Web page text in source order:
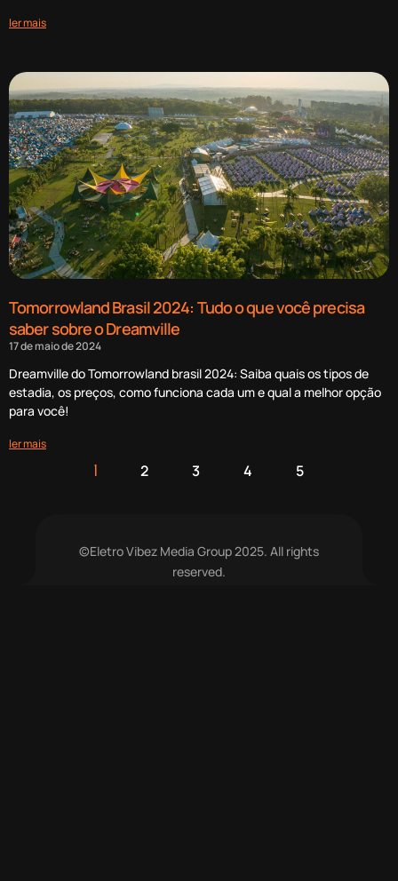
ler mais
Tomorrowland Brasil 2024: Tudo o que você precisa
saber sobre o Dreamville
17 de maio de 2024
Dreamville do Tomorrowland brasil 2024: Saiba quais os tipos de
estadia, os preços, como funciona cada um e qual a melhor opção
para você!
ler mais
1 2 3 4 5
©Eletro Vibez Media Group 2025. All rights
reserved.